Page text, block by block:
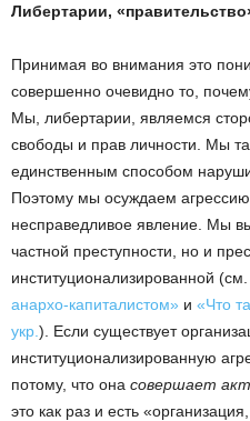
Либертарии,
Принимая во внимания это
совершенно очевидно то,
Мы, либертарии, являемся
свободы и прав личности. Мы
единственным способом
Поэтому мы осуждаем агрессию
несправедливое явление. Мы
частной преступности, но и
институционализированной
анархо-капиталистом» и «Что
укр. ). Если существует
институционализированную
потому, что она совершает
это как раз и есть